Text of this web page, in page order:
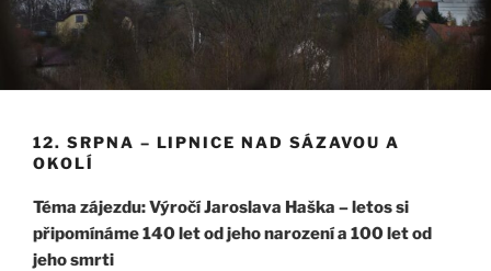
12. SRPNA – LIPNICE NAD SÁZAVOU A
OKOLÍ
Téma zájezdu:Výročí Jaroslava Haška – letos si
připomínáme 140 let od jeho narození a 100 let od
jeho smrti